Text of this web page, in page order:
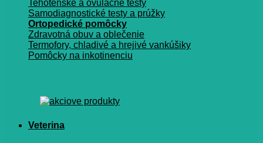
Tehotenské a ovulačné testy
Samodiagnostické testy a prúžky
Ortopedické pomôcky
Zdravotná obuv a oblečenie
Termofory, chladivé a hrejivé vankúšiky
Pomôcky na inkotinenciu
Veterina